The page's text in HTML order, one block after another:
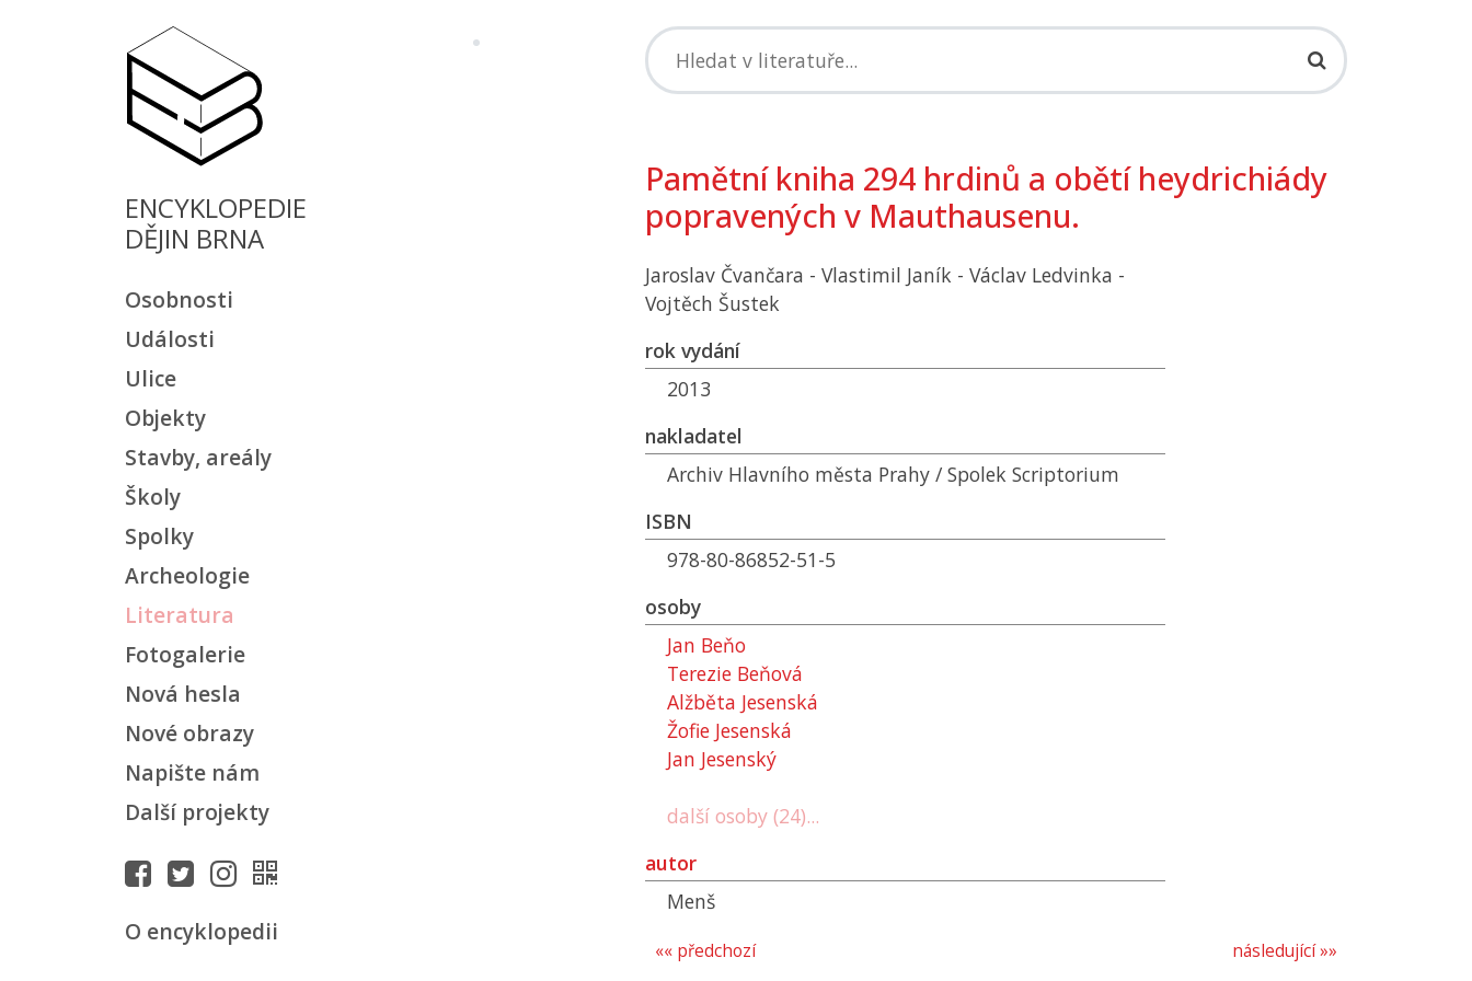
ENCYKLOPEDIE
DĚJIN BRNA
Osobnosti
Události
Ulice
Objekty
Stavby, areály
Školy
Spolky
Archeologie
Literatura
Fotogalerie
Nová hesla
Nové obrazy
Napište nám
Další projekty
O encyklopedii
Pamětní kniha 294 hrdinů a obětí heydrichiády
popravených v Mauthausenu.
Jaroslav Čvančara - Vlastimil Janík - Václav Ledvinka -
Vojtěch Šustek
rok vydání
2013
nakladatel
Archiv Hlavního města Prahy / Spolek Scriptorium
ISBN
978-80-86852-51-5
osoby
Jan Beňo
Terezie Beňová
Alžběta Jesenská
Žofie Jesenská
Jan Jesenský
další osoby (24)...
autor
Menš
následující »»
«« předchozí